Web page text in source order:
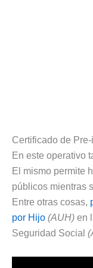
Certificado de
En este operativo
El mismo permite
públicos mientras
Entre otras cosas,
por Hijo (AUH) en
Seguridad Social